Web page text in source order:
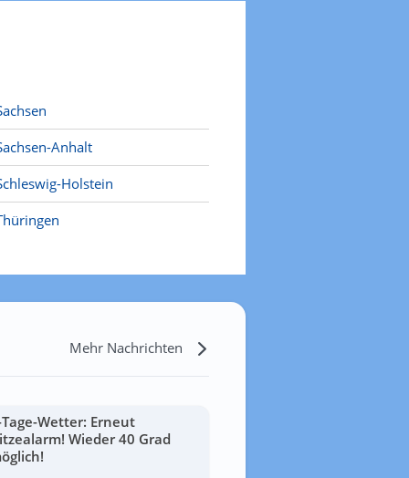
Anhalt
Holstein
Mehr Nachrichten
Wetter: Erneut
Wieder 40 Grad